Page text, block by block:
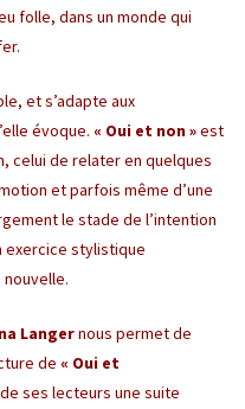
folle, dans un monde qui
et s’adapte aux
évoque. « Oui et non »est
celui de relater en quelques
et parfois même d’une
le stade de l’intention
exercice stylistique
nouvelle.
Langernous permet de
de « Oui et
ses lecteurs une suite